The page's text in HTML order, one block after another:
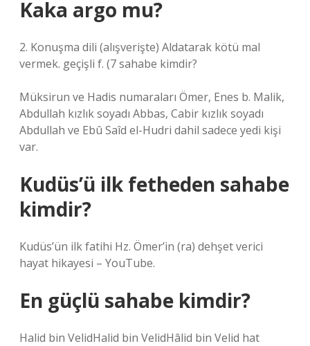
Kaka argo mu?
2. Konuşma dili (alışverişte) Aldatarak kötü mal
vermek. geçişli f. (7 sahabe kimdir?
Müksirun ve Hadis numaraları Ömer, Enes b. Malik,
Abdullah kızlık soyadı Abbas, Cabir kızlık soyadı
Abdullah ve Ebû Saîd el-Hudri dahil sadece yedi kişi
var.
Kudüs’ü ilk fetheden sahabe
kimdir?
Kudüs’ün ilk fatihi Hz. Ömer’in (ra) dehşet verici
hayat hikayesi – YouTube.
En güçlü sahabe kimdir?
Halid bin VelidHalid bin VelidHâlid bin Velid hat